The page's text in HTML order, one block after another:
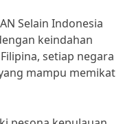
Selain Indonesia
keindahan
setiap negara
mampu memikat